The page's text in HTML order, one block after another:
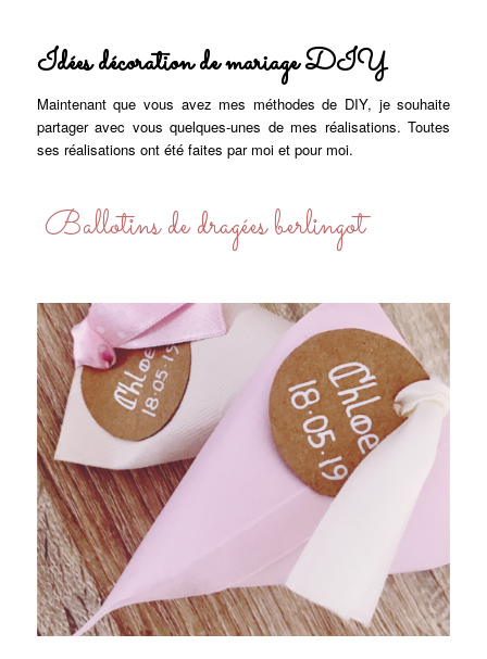
Idées décoration de mariage DIY
Maintenant que vous avez mes méthodes de DIY, je souhaite
partager avec vous quelques-unes de mes réalisations. Toutes
ses réalisations ont été faites par moi et pour moi.
Ballotins de dragées berlingot